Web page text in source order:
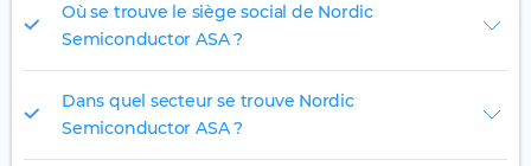
Où se trouve le siège social de Nordic
Semiconductor ASA ?
Dans quel secteur se trouve Nordic
Semiconductor ASA ?